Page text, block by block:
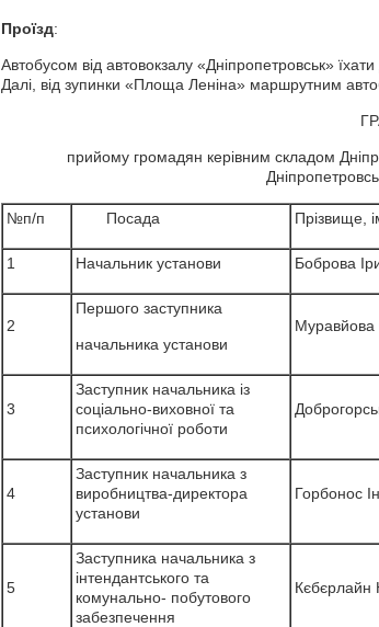
Проїзд:
Автобусом від автовокзалу «Дніпропетровськ»
Далі, від зупинки «Площа Леніна» маршрутним
прийому громадян керівним складом
№п/п Посада Прізвище,
1 Начальник установи Боброва
2
Першого заступника
начальника установи
Муравйова
3
Заступник начальника із
соціально-виховної та
психологічної роботи
4
Заступник начальника з
виробництва-директора
установи
Горбонос
5
Заступника начальника з
інтендантського та
комунально- побутового
забезпечення
Кєбєрлайн